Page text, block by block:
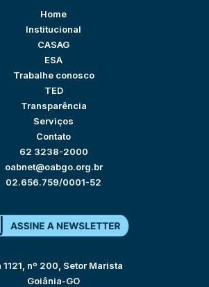
Home
Institucional
CASAG
ESA
Trabalhe conosco
TED
Transparência
Serviços
Contato
62 3238-2000
oabnet@oabgo.org.br
02.656.759/0001-52
1121, nº 200, Setor Marista
Goiânia-GO